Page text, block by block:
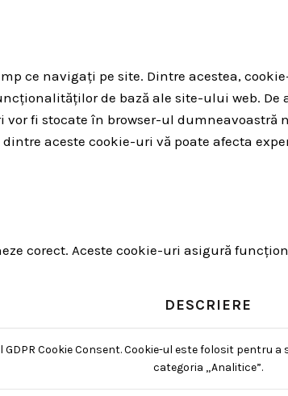
ce navigați pe site. Dintre acestea,
de bază ale site-ului web.
fi stocate în browser-ul dumneavoastră
aceste cookie-uri vă poate afecta
corect. Aceste cookie-uri asigură
DESCRIERE
GDPR Cookie Consent. Cookie-ul este folosit
categoria „Analitice”.